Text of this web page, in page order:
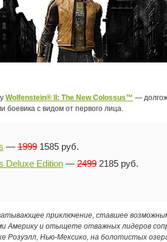
Wolfenstein® II: The New Colossus™ —
боевика с видом от первого лица.
— 1999 1585 руб.
Deluxe Edition — 2499 2185 руб.
приключение, ставшее
Америку и отыщете отважных лидеров
Розуэлл, Нью-Мексико, на болотистых